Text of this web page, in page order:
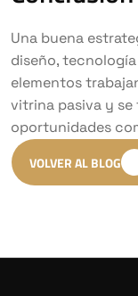
Una buena
diseño,
elementos
vitrina pasiva y
oportunidades
VOLVER AL BLOG